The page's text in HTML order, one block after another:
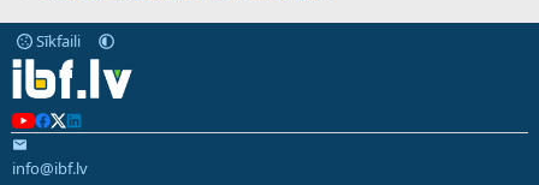
Sīkfaili
info@ibf.lv